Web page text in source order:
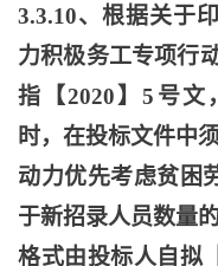
3.3.10、根据关于
力积极务工专项行
指【2020】5号文
时，在投标文件中
动力优先考虑贫困
于新招录人员数量
格式由投标人自拟